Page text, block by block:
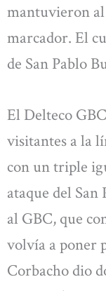
mantuvieron
marcador. El
de San Pablo
El Delteco
visitantes a la
con un triple
ataque del San
al GBC, que
volvía a poner
Corbacho dio